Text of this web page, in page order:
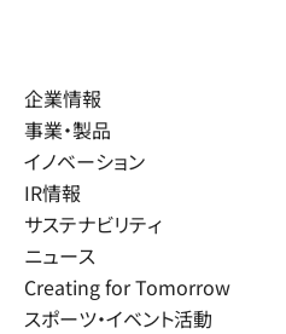
企業情報
事業・製品
イノベーション
IR情報
サステナビリティ
ニュース
Creating for Tomorrow
スポーツ・イベント活動